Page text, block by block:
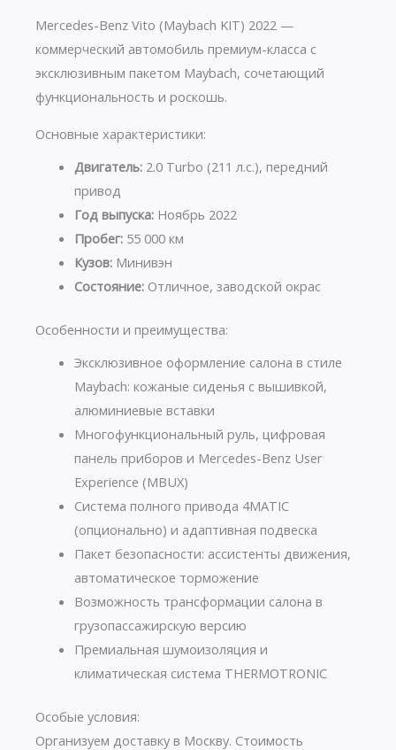
Mercedes-Benz Vito (Maybach KIT) 2022 —
коммерческий автомобиль премиум-класса с
эксклюзивным пакетом Maybach, сочетающий
функциональность и роскошь.
Основные характеристики:
Двигатель:2.0 Turbo (211 л.с.), передний
привод
Год выпуска:Ноябрь 2022
Пробег:55 000 км
Кузов:Минивэн
Состояние:Отличное, заводской окрас
Особенности и преимущества:
Эксклюзивное оформление салона в стиле
Maybach: кожаные сиденья с вышивкой,
алюминиевые вставки
Многофункциональный руль, цифровая
панель приборов и Mercedes-Benz User
Experience (MBUX)
Система полного привода 4MATIC
(опционально) и адаптивная подвеска
Пакет безопасности: ассистенты движения,
автоматическое торможение
Возможность трансформации салона в
грузопассажирскую версию
Премиальная шумоизоляция и
климатическая система THERMOTRONIC
Особые условия:
Организуем доставку в Москву. Стоимость